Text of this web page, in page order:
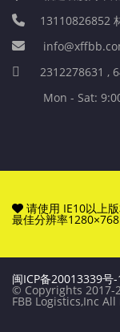
13110826852
2312278631 ,
Mon - Sat:
请使用 IE10以上
最佳分辨率
闽ICP备20013339号-
© Copyrights 2017-
FBB Logistics,Inc